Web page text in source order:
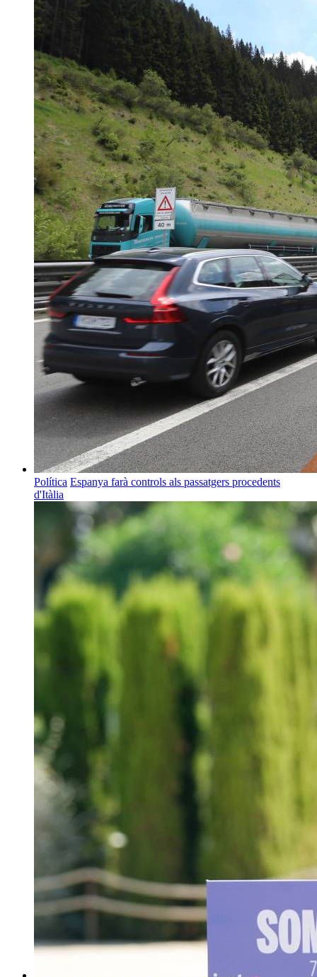
Política Espanya farà controls als passatgers procedents
d'Itàlia